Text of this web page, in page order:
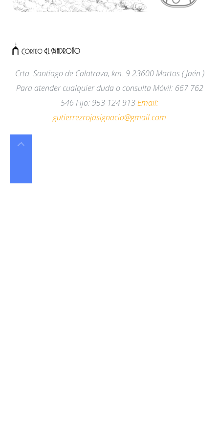
Crta. Santiago de Calatrava, km. 923600 Martos ( Jaén )
Para atender cualquier duda o consulta Móvil: 667 762
546 Fijo: 953 124 913Email:
gutierrezrojasignacio@gmail.com